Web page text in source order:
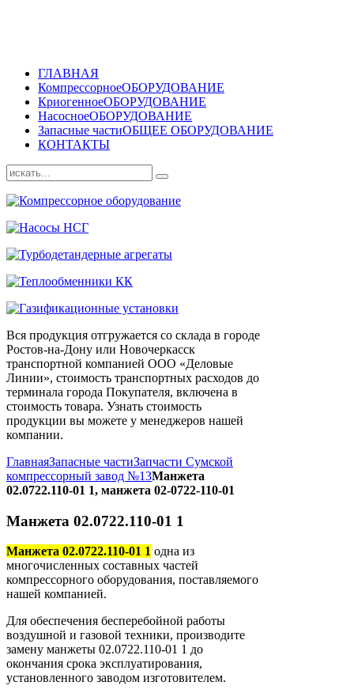
ГЛАВНАЯ
КомпрессорноеОБОРУДОВАНИЕ
КриогенноеОБОРУДОВАНИЕ
НасосноеОБОРУДОВАНИЕ
Запасные частиОБЩЕЕ ОБОРУДОВАНИЕ
КОНТАКТЫ
Вся продукция отгружается со склада в городе
Ростов-на-Дону или Новочеркасск
транспортной компанией ООО «Деловые
Линии», стоимость транспортных расходов до
терминала города Покупателя, включена в
стоимость товара. Узнать стоимость
продукции вы можете у менеджеров нашей
компании.
ГлавнаяЗапасные частиЗапчасти Сумской
компрессорный завод №13Манжета
02.0722.110-01 1, манжета 02-0722-110-01
Манжета 02.0722.110-01 1
Манжета 02.0722.110-01 1 одна из
многочисленных составных частей
компрессорного оборудования, поставляемого
нашей компанией.
Для обеспечения бесперебойной работы
воздушной и газовой техники, производите
замену манжеты 02.0722.110-01 1 до
окончания срока эксплуатирования,
установленного заводом изготовителем.